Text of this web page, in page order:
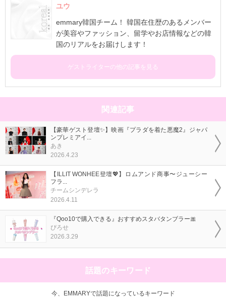
ユウ
emmary韓国チーム！ 韓国在住歴のあるメンバー
が美容やファッション、留学やお店情報などの韓
国のリアルをお届けします！
ゲストライターの他の記事を見る
関連記事
【豪華ゲスト登壇✨】映画『プラダを着た悪魔2』ジャパ
ンプレミアイ...
あき
2026.4.23
【ILLIT WONHEE登壇💖】ロムアンド商事〜ジューシー
フラ...
チームシンデレラ
2026.4.11
『Qoo10で購入できる』おすすめスタバタンブラー🎀
ぴろせ
2026.3.29
話題のキーワード
今、EMMARYで話題になっているキーワード